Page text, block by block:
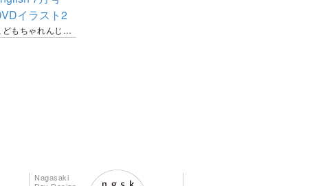
こどもちゃれんじ step english 7月号 DVDイラスト2
Nagasaki